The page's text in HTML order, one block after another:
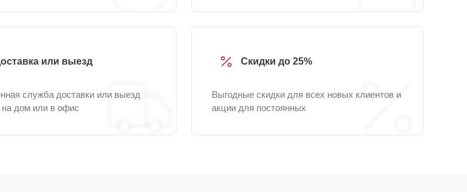
или выезд
служба доставки или выезд
на дом или в офис
Скидки до 25%
Выгодные скидки для всех новых клиентов и
акции для постоянных